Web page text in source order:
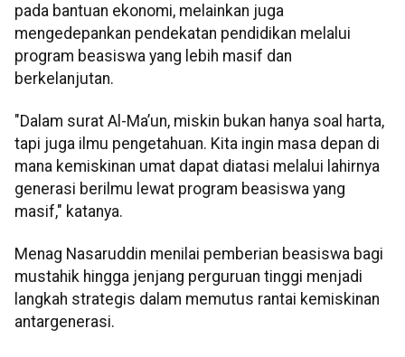
pada bantuan ekonomi, melainkan juga
mengedepankan pendekatan pendidikan melalui
program beasiswa yang lebih masif dan
berkelanjutan.
"Dalam surat Al-Ma’un, miskin bukan hanya soal harta,
tapi juga ilmu pengetahuan. Kita ingin masa depan di
mana kemiskinan umat dapat diatasi melalui lahirnya
generasi berilmu lewat program beasiswa yang
masif," katanya.
Menag Nasaruddin menilai pemberian beasiswa bagi
mustahik hingga jenjang perguruan tinggi menjadi
langkah strategis dalam memutus rantai kemiskinan
antargenerasi.